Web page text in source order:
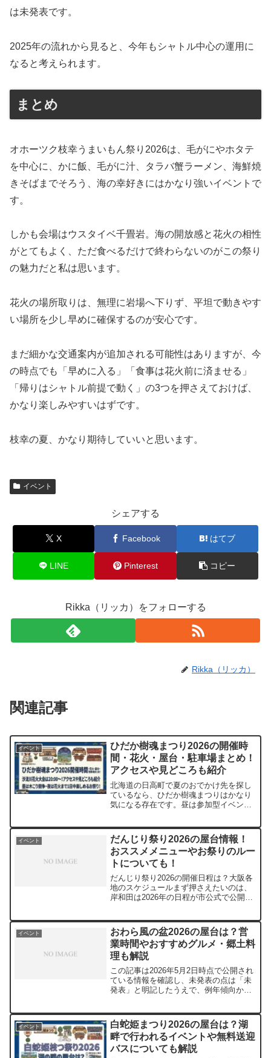
は未発表です。
2025年の流れから見ると、今年もシャトル中心の運用に
なると考えられます。
まとめ
オホーツク枝幸うまいもん祭り2026は、毛がにやホタテ
を中心に、かに飯、毛がに汁、タラバ蟹ラーメン、海鮮焼
きそばまでそろう、海の幸好きにはかなり強いイベントで
す。
しかも会場はウスタイベ千畳岩。海の開放感と花火の相性
がとてもよく、ただ食べるだけで終わらないのがこの祭り
の魅力だと私は思います。
花火の場所取りは、無理に岩場へ下りず、平坦で動きやす
い場所を少し早めに確保するのが安心です。
まだ細かな交通案内が追加される可能性はありますが、今
の時点でも「早めに入る」「食事は花火前に済ませる」
「帰りはシャトル前提で動く」の3つを押さえておけば、
かなり楽しみやすいはずです。
枝幸の夏、かなり期待していいと思います。
イベント
シェアする
X Facebook はてブ
LINE Pinterest コピー
Rikka（リッカ）をフォローする
Rikka（リッカ）
関連記事
イベント
ひだか樹魂まつり2026の開催時
間・花火・屋台・駐車場まとめ！
アクセスや見どころも紹介
北海道の日高町で夏のおでかけ先を探し
ているなら、ひだか樹魂まつりはかなり
気になる存在です。昼は参加型イベント
べるお祭り」として候補に入れます。し
かも会場がスキー場駐車...
イベント
だんじり祭り2026の屋台情報！
おススメメニューやお祭りのルー
トについても！
だんじり祭り2026の開催日程は？大阪各
地のスケジュールまず押さえたいのは、
岸和田は2026年の日程が市公式で公開済
多いです。なので、ここでは「確定情
報」と「例年傾向か...
イベント
おわら風の盆2026の屋台は？営
業時間やおすすめグルメ・郷土料
理も解説
この記事は2026年5月2日時点で公開され
ている情報を確認し、未発表の点は「未
発表」と明記したうえで、例年傾向から
の盆は、ただの“にぎやかなお祭り”では
ありません。ぼん...
イベント
白蛇姫まつり2026の屋台は？湖
畔で行われるイベントや無料送迎
バスについても解説